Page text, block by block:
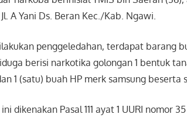
A Yani Ds. Beran Kec./Kab. Ngawi.
penggeledahan, terdapat barang
berisi narkotika golongan 1 bentuk
1 (satu) buah HP merk samsung beserta
dikenakan Pasal 111 ayat 1 UURI nomor